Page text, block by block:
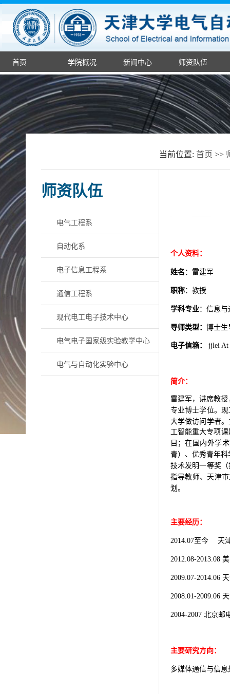
首页 学院概况 新闻中心 师资队伍
当前位置: 首页 >>
师资队伍
电气工程系
自动化系
电子信息工程系
通信工程系
现代电工电子技术中心
电气电子国家级实验教学中心
电气与自动化实验中心
个人资料：
姓名 ：雷建军
职称：教授
学科专业：信息与
导师类型： 博士生
电子信箱： jjlei At
简介：
雷建军，讲席教
专业博士学位。
大学做访问学者
工智能重大专项
目；在国内外学
青）、优秀青年
技术发明一等奖
指导教师、天津
划。
主要经历：
2014.07至今 天
2012.08-2013.08
2009.07-2014.06
2008.01-2009.06
2004-2007 北京邮
主要研究方向：
多媒体通信与信